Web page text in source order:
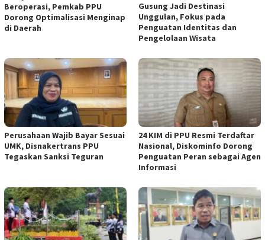
Beroperasi, Pemkab PPU
Dorong Optimalisasi Menginap
di Daerah
Gusung Jadi Destinasi
Unggulan, Fokus pada
Penguatan Identitas dan
Pengelolaan Wisata
Perusahaan Wajib Bayar Sesuai
UMK, Disnakertrans PPU
Tegaskan Sanksi Teguran
24 KIM di PPU Resmi Terdaftar
Nasional, Diskominfo Dorong
Penguatan Peran sebagai Agen
Informasi